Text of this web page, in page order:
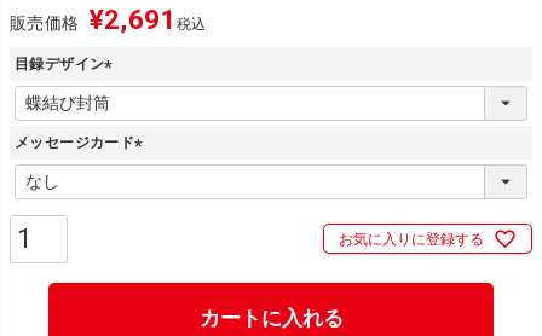
販売価格 ¥2,691税込
目録デザイン
(
必
須
)
メッセージカード
必
お気に入りに登録する
カートに入れる